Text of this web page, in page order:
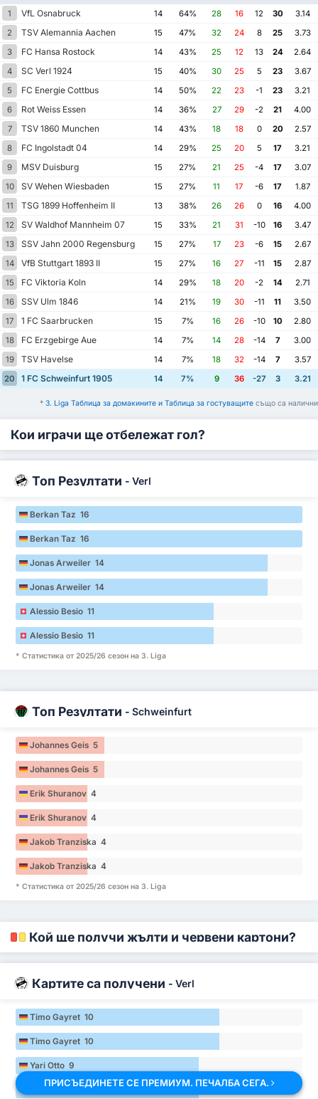
1 VfL Osnabruck 14 64% 28 16 12 30
3.14
2
TSV Alemannia Aachen 15 47% 32 24 8 25
3.73
3
FC Hansa Rostock 14 43% 25 12 13 24
2.64
4
SC Verl 1924 15 40% 30 25 5 23
3.67
5
FC Energie Cottbus 14 50% 22 23 -1 23
3.21
6
Rot Weiss Essen 14 36% 27 29 -2 21
4.00
7
TSV 1860 Munchen 14 43% 18 18 0 20
2.57
8
FC Ingolstadt 04 14 29% 25 20 5 17
3.21
9
MSV Duisburg 15 27% 21 25 -4 17
3.07
10
SV Wehen Wiesbaden 15 27% 11 17 -6 17
1.87
11
TSG 1899 Hoffenheim II 13 38% 26 26 0 16
4.00
12
SV Waldhof Mannheim 07 15 33% 21 31 -10 16
3.47
13
SSV Jahn 2000 Regensburg 15 27% 17 23 -6 15
2.67
14
VfB Stuttgart 1893 II 15 27% 16 27 -11 15
2.87
15
FC Viktoria Koln 14 29% 18 20 -2 14
2.71
16
SSV Ulm 1846 14 21% 19 30 -11 11
3.50
17
1 FC Saarbrucken 15 7% 16 26 -10 10
2.80
18
FC Erzgebirge Aue 14 7% 14 28 -14 7
3.00
19
TSV Havelse 14 7% 18 32 -14 7
3.57
20
1 FC Schweinfurt 1905 14 7% 9 36 -27 3 3.21
* 3. Liga Таблица за домакините и Таблица за гостуващите също са налични
Кои играчи ще отбележат гол?
Топ Резултати - Verl
Berkan Taz 16
Berkan Taz 16
Jonas Arweiler 14
Jonas Arweiler 14
Alessio Besio 11
Alessio Besio 11
* Статистика от 2025/26 сезон на 3. Liga
Топ Резултати - Schweinfurt
Johannes Geis 5
Johannes Geis 5
Erik Shuranov 4
Erik Shuranov 4
Jakob Tranziska 4
Jakob Tranziska 4
* Статистика от 2025/26 сезон на 3. Liga
Кой ще получи жълти и червени картони?
Картите са получени - Verl
Timo Gayret 10
Timo Gayret 10
Yari Otto 9
ПРИСЪЕДИНЕТЕ СЕ ПРЕМИУМ. ПЕЧАЛБА СЕГА.